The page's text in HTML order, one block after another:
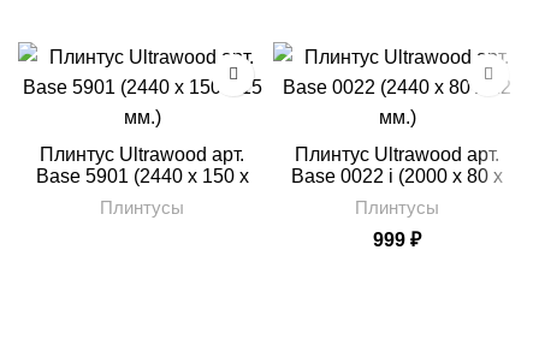
Плинтус Ultrawood арт.
Base 5901 (2440 x 150 x
15 мм.)
Плинтусы
Плинтус Ultrawood арт.
Base 0022 i (2000 x 80 x
12 мм.)
Плинтусы
999 ₽